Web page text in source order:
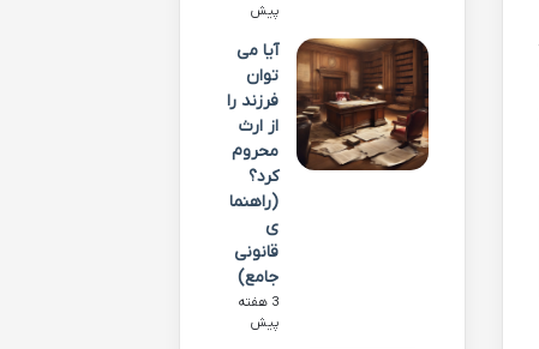
پیش
آیا می
توان
فرزند را
از ارث
محروم
کرد؟
(راهنما
ی
قانونی
جامع)
3 هفته
پیش